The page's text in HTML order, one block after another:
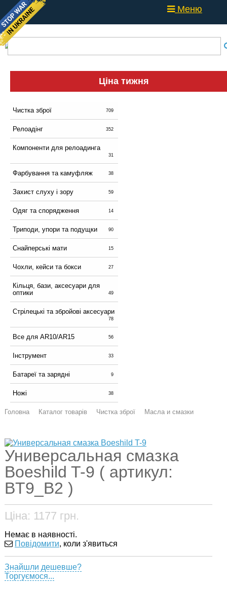
Меню
Ціна тижня
Чистка зброї 709
Релоадінг 352
Компоненти для релоадинга
31
Фарбування та камуфляж 38
Захист слуху і зору 59
Одяг та спорядження 14
Триподи, упори та подущки 90
Снайперські мати 15
Чохли, кейси та бокси 27
Кільця, бази, аксесуари для
оптики
49
Стрілецькі та збройові аксесуари
78
Все для AR10/AR15 56
Інструмент 33
Батареї та зарядні 9
Ножі 38
Головна Каталог товарів Чистка зброї Масла и смазки
Универсальная смазка
Boeshild T-9 ( артикул:
BT9_B2 )
Ціна: 1177 грн.
Немає в наявності.
Повідомити, коли з'явиться
Знайшли дешевше?
Торгуємося...